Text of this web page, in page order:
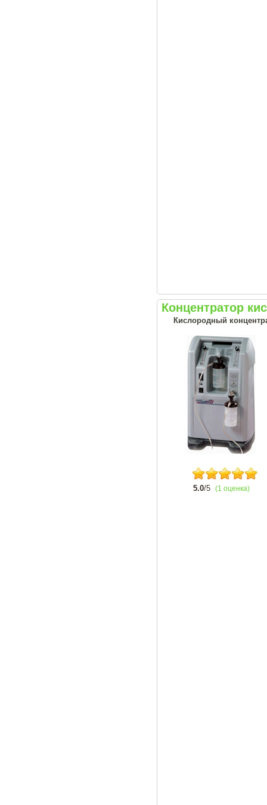
Концентратор
Кислородный
5.0/5 (1 оценка)